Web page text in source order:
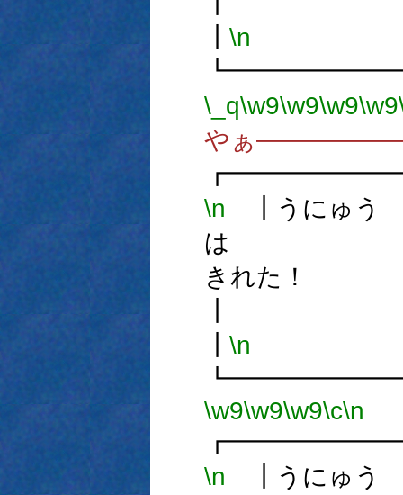
\n
\_q\w9\w9\w9\w9
やぁ――――――
\n ┃うにゅう
き
\n
\w9\w9\w9\c\n
\n ┃うにゅう